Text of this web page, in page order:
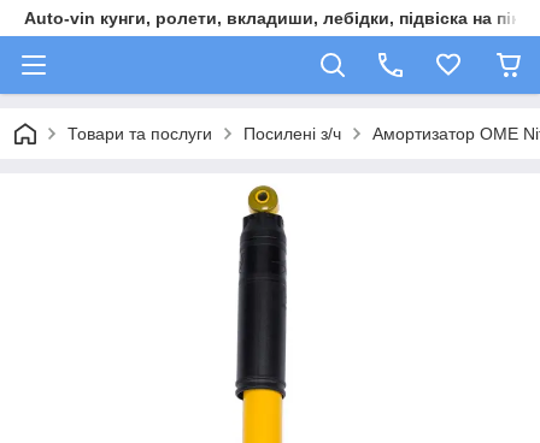
Auto-vin кунги, ролети, вкладиши, лебідки, підвіска на пікап
Товари та послуги Посилені з/ч Амортизатор OME